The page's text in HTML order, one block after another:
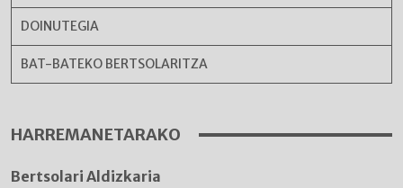
DOINUTEGIA
BAT-BATEKO BERTSOLARITZA
HARREMANETARAKO
Bertsolari Aldizkaria